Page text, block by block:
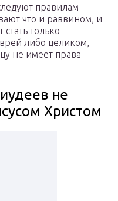
правилам
что и раввином, и
только
либо целиком,
не имеет права
не
Христом